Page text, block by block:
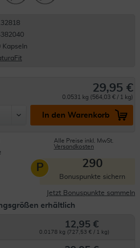
Kapseln
29,95 €
0.0531 kg (564,03 € / 1 kg)
In den Warenkorb
Alle Preise inkl. MwSt.
Versandkosten
P 290
Bonuspunkte sichern
Jetzt Bonuspunkte sammeln
erhältlich
12,95 €
0.0178 kg (727,53 € / 1 kg)